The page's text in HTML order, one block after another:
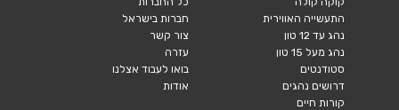
התעשייה האווירית
נהג עד 12 טון
נהג מעל 15 טון
סטודנטים
דרושים נהגים
קורות חיים
חברות בישראל
צור קשר
עזרה
בואו לעבוד אצלנו
אודות